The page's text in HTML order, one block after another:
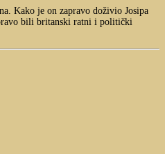
Kako je on zapravo doživio Josipa
bili britanski ratni i politički